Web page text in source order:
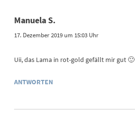
Manuela S.
17. Dezember 2019 um 15:03 Uhr
Uii, das Lama in rot-gold gefällt mir gut 🙂
ANTWORTEN